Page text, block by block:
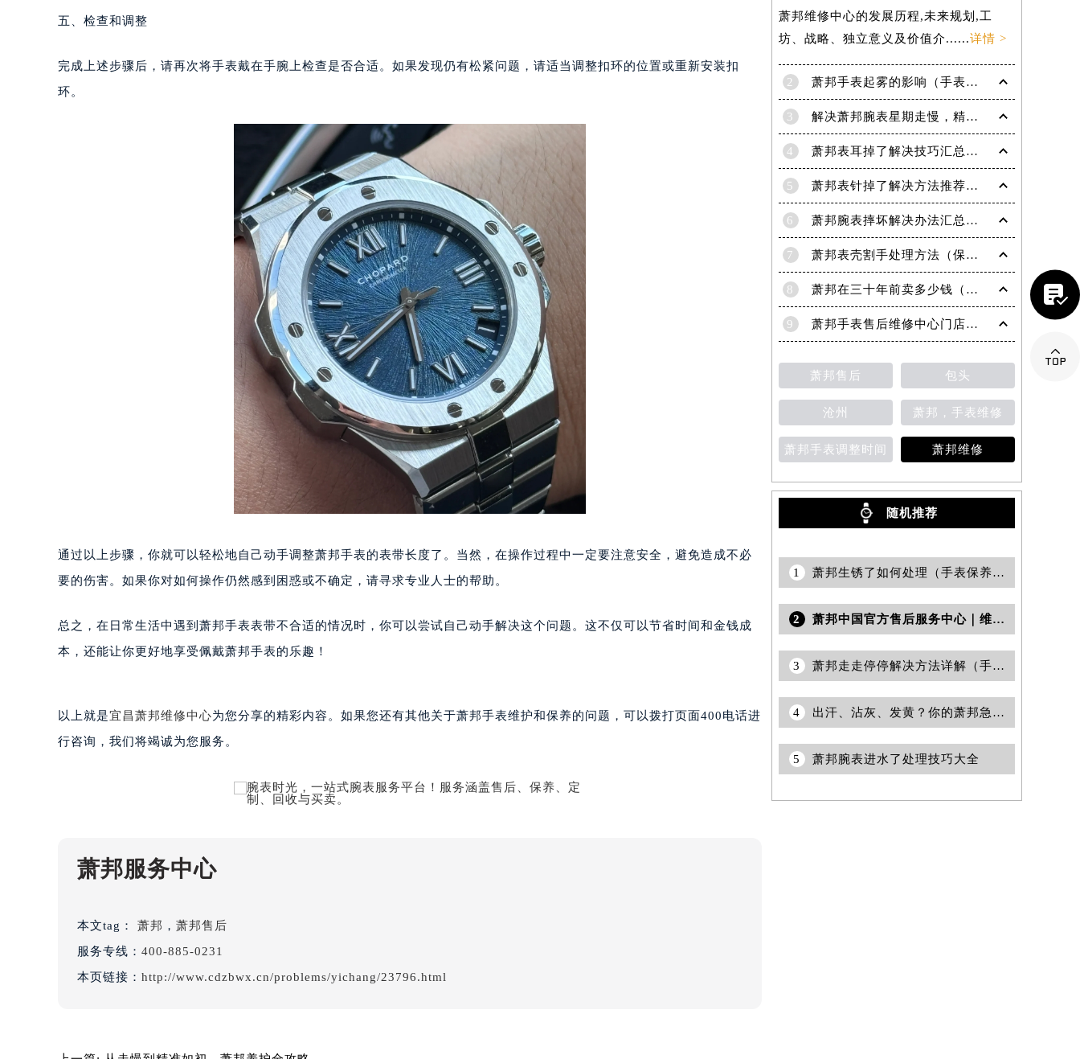
昆明市盘龙区北京路928号同德昆明广场写字楼10层06室（需提前预约）
海口市龙华区金贸东路5号海口华润大厦B座17层1707室（需提前预约）
唐山市路南区新华东道100号万达广场写字楼A座10层1002室（需提前预约）
台州市椒江区东海大道1800号腾达中心东1幢20楼2002室（需提前预约）
内蒙古自治区呼和浩特市玉泉区大学西街70号华润万象城写字楼（鄂尔多斯大厦）23层2326室（需提前预约）
甘肃省兰州市七里河区西津西路16号兰州中心写字楼21层2102室（需提前预约）
重庆市解放碑渝中区民权路28号英利国际金融中心写字楼20层01室（需提前预约）
黑龙江省大庆市萨尔图区会战大街萧邦售后服务中心（需提前预约）
黑龙江省鹤岗市向阳区红军路萧邦售后服务中心（需提前预约）
黑龙江省黑河市爱辉区中央街萧邦售后服务中心（需提前预约）
黑龙江省鸡西市鸡冠区红军路萧邦售后服务中心（需提前预约）
黑龙江省佳木斯市向阳区长安路萧邦售后服务中心（需提前预约）
黑龙江省牡丹江市东安区太平路萧邦售后服务中心（需提前预约）
黑龙江省七台河市桃山区大同街萧邦售后服务中心（需提前预约）
黑龙江省齐齐哈尔市龙沙区龙华路萧邦售后服务中心（需提前预约）
黑龙江省双鸭山市尖山区新兴大街萧邦售后服务中心（需提前预约）
黑龙江省绥化市北林区新华街与康庄路交叉口萧邦售后服务中心（需提前预约）
黑龙江省伊春市伊美区通河路萧邦售后服务中心（需提前预约）
吉林省白山市浑江区浑江大街萧邦售后服务中心（需提前预约）
吉林省辽源市龙山区人民大街萧邦售后服务中心（需提前预约）
吉林省四平市铁东区紫气大路与南九经街交汇处萧邦售后服务中心（需提前预约）
吉林省松原市宁江区五环大街萧邦售后服务中心（需提前预约）
辽宁省鞍山市铁东区站前街萧邦售后服务中心（需提前预约）
辽宁省本溪市平山区胜利路萧邦售后服务中心（需提前预约）
辽宁省丹东市振兴区七经街萧邦售后服务中心（需提前预约）
辽宁省葫芦岛市连山区中央路萧邦售后服务中心（需提前预约）
辽宁省锦州市古塔区中央大街萧邦售后服务中心（需提前预约）
辽宁省盘锦市兴隆台区石油大街萧邦售后服务中心（需提前预约）
辽宁省铁岭市银州区南马路萧邦售后服务中心（需提前预约）
辽宁省营口市站前区市府路与渤海大街交叉口萧邦售后服务中心（需提前预约）
五、检查和调整
完成上述步骤后，请再次将手表戴在手腕上检查是否合适。如果发现仍有松紧问题，请适当调整扣环的位置或重新安装扣
环。
通过以上步骤，你就可以轻松地自己动手调整萧邦手表的表带长度了。当然，在操作过程中一定要注意安全，避免造成不必
要的伤害。如果你对如何操作仍然感到困惑或不确定，请寻求专业人士的帮助。
总之，在日常生活中遇到萧邦手表表带不合适的情况时，你可以尝试自己动手解决这个问题。这不仅可以节省时间和金钱成
本，还能让你更好地享受佩戴萧邦手表的乐趣！
以上就是宜昌萧邦维修中心为您分享的精彩内容。如果您还有其他关于萧邦手表维护和保养的问题，可以拨打页面400电话进
行咨询，我们将竭诚为您服务。
萧邦服务中心
本文tag： 萧邦 ， 萧邦售后
服务专线： 400-885-0231
本页链接： http://www.cdzbwx.cn/problems/yichang/23796.html
萧邦维修中心的发展历程,未来规划,工
坊、战略、独立意义及价值介......详情 >
2 萧邦手表起雾的影响（手表起雾维护建议）
3 解决萧邦腕表星期走慢，精准调校秘籍在这里
4 萧邦表耳掉了解决技巧汇总（轻松修复爱表的小妙招）
5 萧邦表针掉了解决方法推荐（轻松修复你的爱表）
6 萧邦腕表摔坏解决办法汇总（专业修复与日常保养技巧）
7 萧邦表壳割手处理方法（保养与修复技巧指南）
8 萧邦在三十年前卖多少钱（名表价格变迁的历史洞察）
9 萧邦手表售后维修中心门店地址
萧邦售后 包头
沧州 萧邦，手表维修
萧邦手表调整时间 萧邦维修
随机推荐
1 萧邦生锈了如何处理（手表保养的正确方法与技巧）
2 萧邦中国官方售后服务中心｜维修地址及售后热线权威信息声明（2026年6月最新）
3 萧邦走走停停解决方法详解（手表故障排查与修复指南）
4 出汗、沾灰、发黄？你的萧邦急需这场SPA
5 萧邦腕表进水了处理技巧大全

